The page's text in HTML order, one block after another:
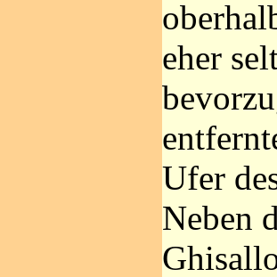
eher
Ufer
Neben